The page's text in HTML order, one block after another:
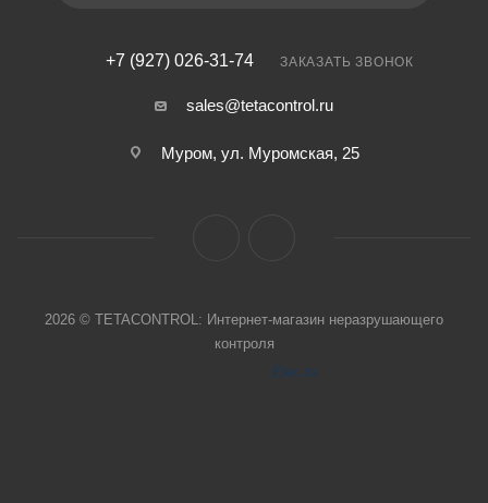
+7 (927) 026-31-74 ЗАКАЗАТЬ ЗВОНОК
sales@tetacontrol.ru
Муром, ул. Муромская, 25
2026 © TETACONTROL: Интернет-магазин неразрушающего
контроля
Elec.ru